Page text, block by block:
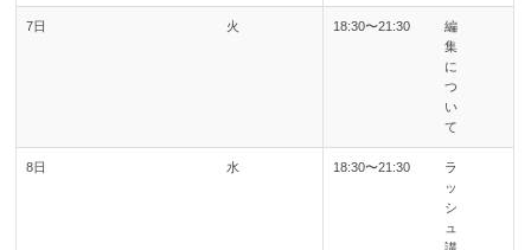
7日 火 18:30〜21:30
編
集
に
つ
い
て
8日 水 18:30〜21:30
ラ
ッ
シ
ュ